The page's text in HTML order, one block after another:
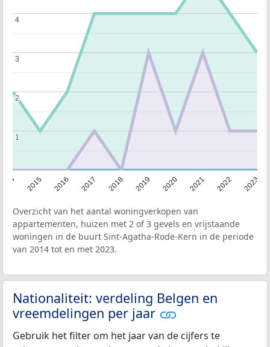
2015 2016 2017 2018 2019 2020 2021 2022 2023
1
1
2
2
3
3
4
4
Overzicht van het aantal woningverkopen van
appartementen, huizen met 2 of 3 gevels en vrijstaande
woningen in de buurt Sint-Agatha-Rode-Kern in de periode
van 2014 tot en met 2023.
Nationaliteit: verdeling Belgen en
vreemdelingen per jaar
Gebruik het filter om het jaar van de cijfers te